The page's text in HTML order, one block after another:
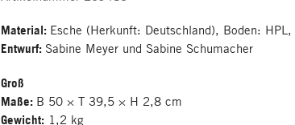
Material: Esche (Herkunft: Deutschland), Boden: HPL,
Entwurf: Sabine Meyer und Sabine Schumacher
Groß
Maße: B 50 × T 39,5 × H 2,8 cm
Gewicht: 1,2 kg